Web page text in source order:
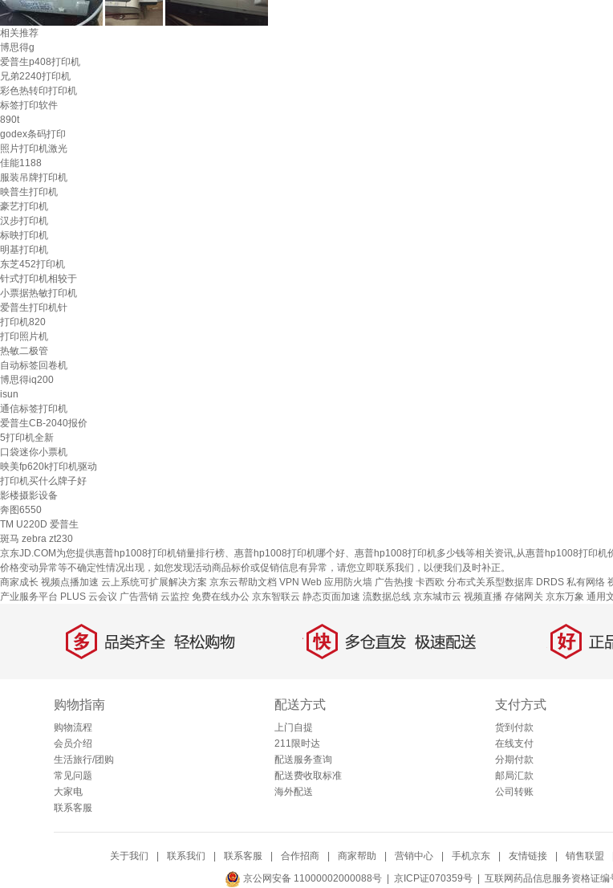
相关推荐
博思得g
爱普生p408打印机
兄弟2240打印机
彩色热转印打印机
标签打印软件
890t
godex条码打印
照片打印机激光
佳能1188
服装吊牌打印机
映普生打印机
豪艺打印机
汉步打印机
标映打印机
明基打印机
东芝452打印机
针式打印机相较于
小票据热敏打印机
爱普生打印机针
打印机820
打印照片机
热敏二极管
自动标签回卷机
博思得iq200
isun
通信标签打印机
爱普生CB-2040报价
5打印机全新
口袋迷你小票机
映美fp620k打印机驱动
打印机买什么牌子好
影楼摄影设备
奔图6550
TM U220D 爱普生
斑马 zebra zt230
京东JD.COM为您提供惠普hp1008打印机销量排行榜、惠普hp1008打印机哪个好、惠普hp1008打印机多少钱等相关资讯,从惠普hp1008打印
价格变动异常等不确定性情况出现，如您发现活动商品标价或促销信息有异常，请您立即联系我们，以便我们及时补正。
商家成长 视频点播加速 云上系统可扩展解决方案 京东云帮助文档 VPN Web 应用防火墙 广告热搜 卡西欧 分布式关系型数据库 DRDS 私有网络
产业服务平台 PLUS 云会议 广告营销 云监控 免费在线办公 京东智联云 静态页面加速 流数据总线 京东城市云 视频直播 存储网关 京东万象 通用
多 品类齐全，轻松购物 快 多仓直发，极速配送 好 正品
购物指南
购物流程
会员介绍
生活旅行/团购
常见问题
大家电
联系客服
配送方式
上门自提
211限时达
配送服务查询
配送费收取标准
海外配送
支付方式
货到付款
在线支付
分期付款
邮局汇款
公司转账
关于我们 联系我们 联系客服 合作招商 商家帮助 营销中心 手机京东 友情链接 销售联盟
京公网安备 11000002000088号 | 京ICP证070359号 | 互联网药品信息服务资格证